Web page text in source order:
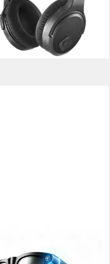
(8)
€ UVP 79,00 €
- in 3-4 Werktagen bei dir
Kamera Bluetooth-Soundbrille